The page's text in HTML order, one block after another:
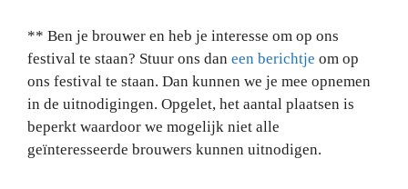
** Ben je brouwer en heb je interesse om op ons
festival te staan? Stuur ons dan een berichtje om op
ons festival te staan. Dan kunnen we je mee opnemen
in de uitnodigingen. Opgelet, het aantal plaatsen is
beperkt waardoor we mogelijk niet alle
geïnteresseerde brouwers kunnen uitnodigen.